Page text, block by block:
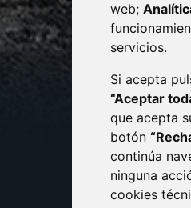
web;
servicios.
Si acepta
“Aceptar
que acepta
botón
continúa
ninguna
cookies
CONTACTO
AVISO
POLÍTICA